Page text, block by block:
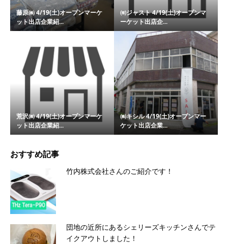
藤原㈱ 4/19(土)オープンマーケ
ット出店企業紹...
㈲ジャスト 4/19(土)オープンマ
ーケット出店企...
荒沢㈱ 4/19(土)オープンマーケ
ット出店企業紹...
㈱キシル 4/19(土)オープンマー
ケット出店企業...
おすすめ記事
竹内株式会社さんのご紹介です！
団地の近所にあるシェリーズキッチンさんでテ
イクアウトしました！